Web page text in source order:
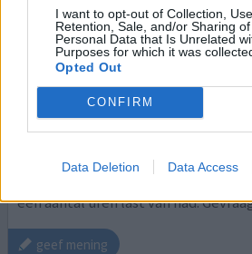
I want to opt-out of Collection, Use,
Retention, Sale, and/or Sharing
Personal Data that Is Unrelated
Purposes for which it was
Opted Out
CONFIRM
Data Deletion Data Access
Bijwerkingen
versuft
In 2008 diagnose DSNAO. Ben
therapie geweest met
Slapen was lastig. Alleen maar
gaan, zo rond 2200 uur. toch werd
een aantal uren last van had.
geef mening